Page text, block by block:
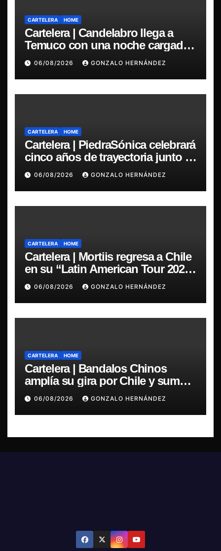
CARTELERA HOME
Cartelera | Candelabro llega a
Temuco con una noche cargada
de indie
06/08/2026 GONZALO HERNÁNDEZ
CARTELERA HOME
Cartelera | PiedraSónica celebrará
cinco años de trayectoria junto a
The Ganjas en el Bar de René
06/08/2026 GONZALO HERNÁNDEZ
CARTELERA HOME
Cartelera | Mortiis regresa a Chile
en su “Latin American Tour 2026”
y exclusivo show en Sala RBX
06/08/2026 GONZALO HERNÁNDEZ
CARTELERA HOME
Cartelera | Bandalos Chinos
amplía su gira por Chile y suma
concierto en Concepción
06/08/2026 GONZALO HERNÁNDEZ